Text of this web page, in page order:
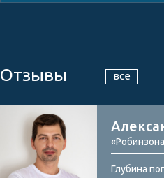
Отзывы все
Глубина